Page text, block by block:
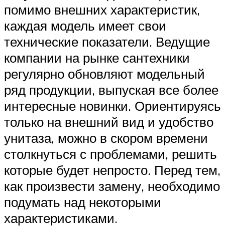
помимо внешних характеристик,
каждая модель имеет свои
технические показатели. Ведущие
компании на рынке сантехники
регулярно обновляют модельный
ряд продукции, выпуская все более
интересные новинки. Ориентируясь
только на внешний вид и удобство
унитаза, можно в скором времени
столкнуться с проблемами, решить
которые будет непросто. Перед тем,
как произвести замену, необходимо
подумать над некоторыми
характеристиками.